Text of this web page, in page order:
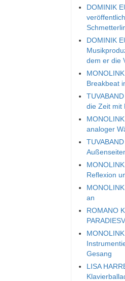
DOMINIK
DOMINIK
dem er die
Breakbeat
die Zeit mit
analoger
Reflexion
an
ROMANO
Gesang
LISA